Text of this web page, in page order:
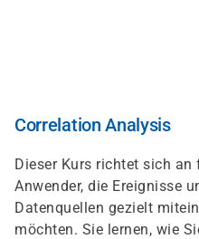
Correlation Analysis
Dieser Kurs richtet sich
Anwender, die Ereignisse
Datenquellen gezielt
möchten. Sie lernen, wie